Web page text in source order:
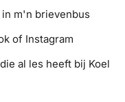
m'n brievenbus
of Instagram
al les heeft bij Koel